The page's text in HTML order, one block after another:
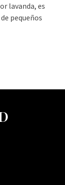
lavanda, es
pequeños